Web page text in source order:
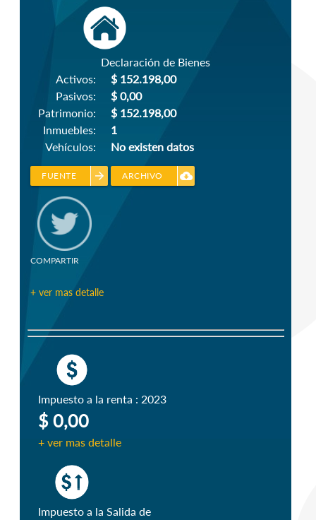
Declaración de Bienes
Activos:
Pasivos:
Patrimonio:
Inmuebles:
Vehículos:
$ 152.198,00
$ 0,00
$ 152.198,00
1
No existen datos
arrow_forward
FUENTE cloud_download
ARCHIVO
COMPARTIR
+ ver mas detalle
Impuesto a la renta : 2023
$ 0,00
+ ver mas detalle
Impuesto a la Salida de